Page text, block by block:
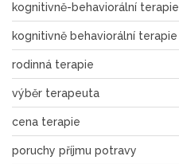
kognitivně-behaviorální terapie
kognitivně behaviorální terapie
rodinná terapie
výběr terapeuta
cena terapie
poruchy příjmu potravy